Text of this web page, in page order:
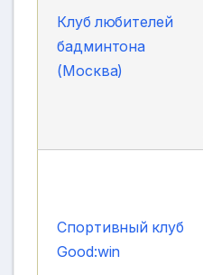
Клуб любителей
бадминтона
(Москва)
Cпортивный клуб
Good:win